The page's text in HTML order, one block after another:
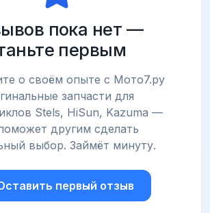
пока нет —
первым
о своём опыте с Мото7.ру
запчасти для
Stels, HiSun, Kazuma —
другим сделать
выбор. Займёт минуту.
первый отзыв